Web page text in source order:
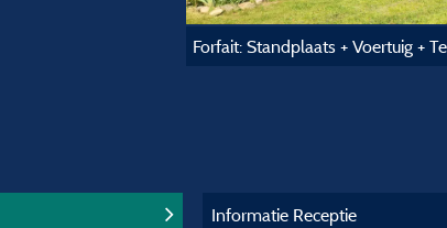
Informatie Receptie